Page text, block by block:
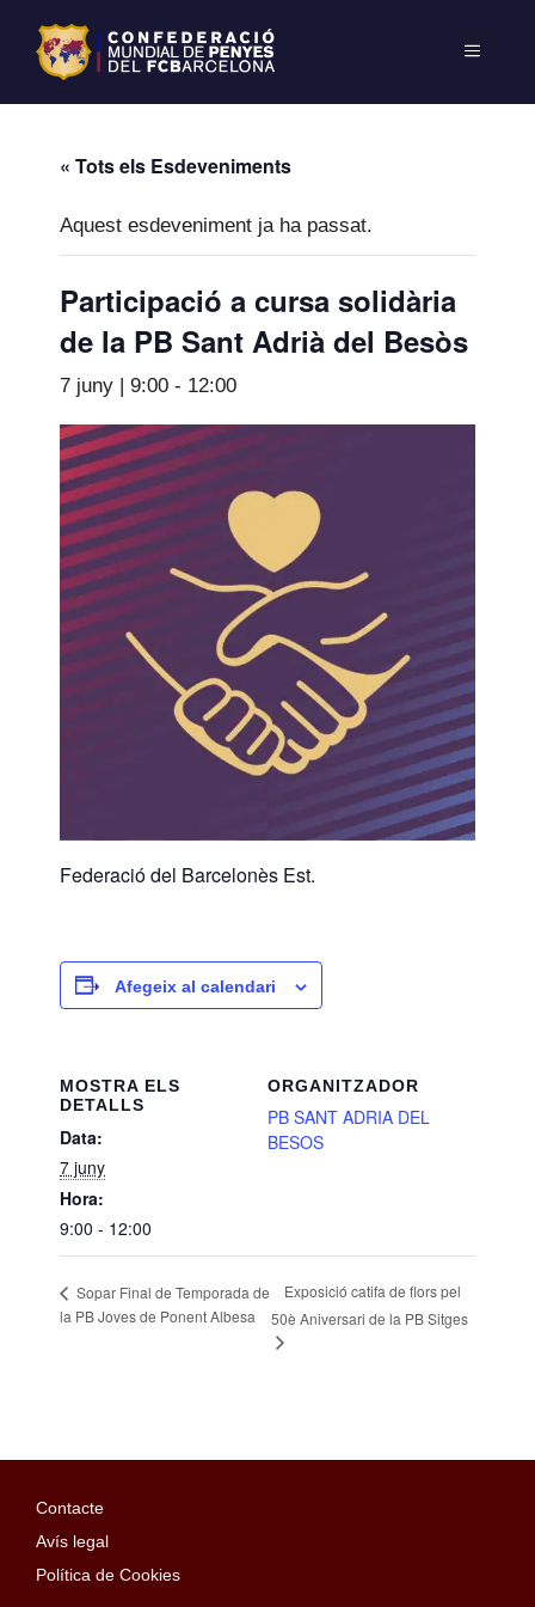
« Tots els Esdeveniments
Aquest esdeveniment ja ha passat.
Participació a cursa solidària
de la PB Sant Adrià del Besòs
7 juny | 9:00 - 12:00
Federació del Barcelonès Est.
Afegeix al calendari
MOSTRA ELS
DETALLS
Data:
7 juny
Hora:
9:00 - 12:00
ORGANITZADOR
PB SANT ADRIA DEL
BESOS
Sopar Final de Temporada de
la PB Joves de Ponent Albesa
Exposició catifa de flors pel
50è Aniversari de la PB Sitges
Contacte
Avís legal
Política de Cookies